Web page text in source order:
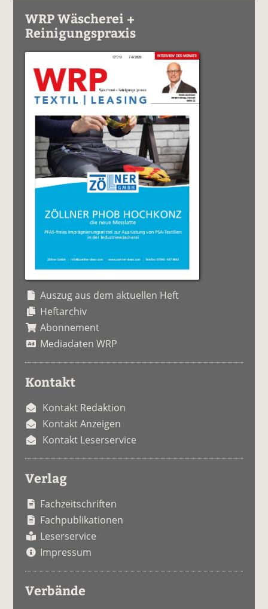
WRP Wäscherei +
Reinigungspraxis
Auszug aus dem aktuellen Heft
Heftarchiv
Abonnement
Mediadaten WRP
Kontakt
Kontakt Redaktion
Kontakt Anzeigen
Kontakt Leserservice
Verlag
Fachzeitschriften
Fachpublikationen
Leserservice
Impressum
Verbände